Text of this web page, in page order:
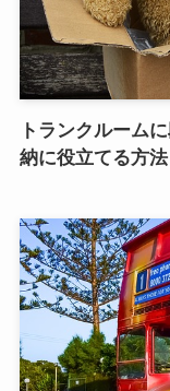
トランクルーム
納に役立てる方法